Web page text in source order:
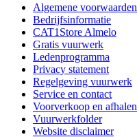
Algemene voorwaarden
Bedrijfsinformatie
CAT1Store Almelo
Gratis vuurwerk
Ledenprogramma
Privacy statement
Regelgeving vuurwerk
Service en contact
Voorverkoop en afhalen
Vuurwerkfolder
Website disclaimer